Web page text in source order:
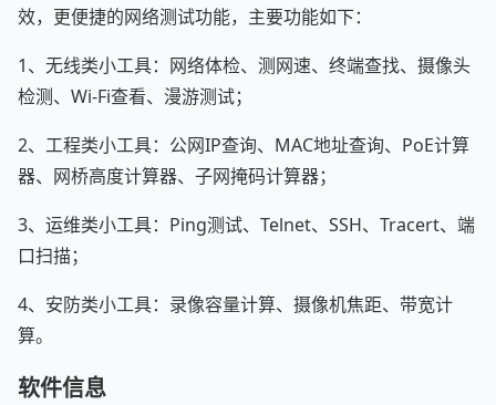
效，更便捷的网络测试功能，主要功能如下：
1、无线类小工具：网络体检、测网速、终端查找、摄像头
检测、Wi-Fi查看、漫游测试；
2、工程类小工具：公网IP查询、MAC地址查询、PoE计算
器、网桥高度计算器、子网掩码计算器；
3、运维类小工具：Ping测试、Telnet、SSH、Tracert、端
口扫描；
4、安防类小工具：录像容量计算、摄像机焦距、带宽计
算。
软件信息